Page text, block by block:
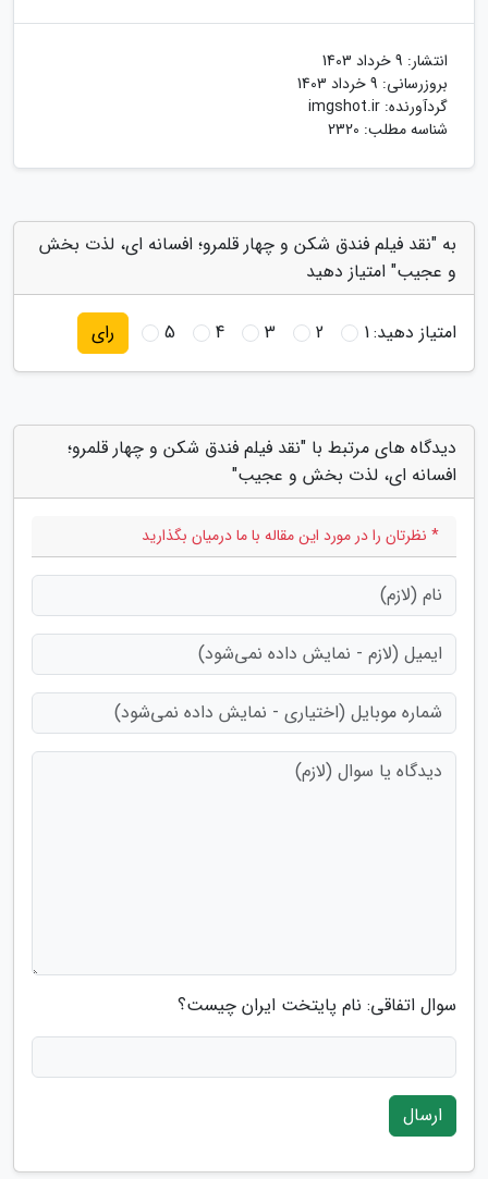
انتشار: 9 خرداد 1403
بروزرسانی: 9 خرداد 1403
گردآورنده: imgshot.ir
شناسه مطلب: 2320
به "نقد فیلم فندق شکن و چهار قلمرو؛ افسانه ای، لذت بخش
و عجیب" امتیاز دهید
امتیاز دهید:1
2
3
4
5 رای
دیدگاه های مرتبط با "نقد فیلم فندق شکن و چهار قلمرو؛
افسانه ای، لذت بخش و عجیب"
* نظرتان را در مورد این مقاله با ما درمیان بگذارید
سوال اتفاقی: نام پایتخت ایران چیست؟
ارسال